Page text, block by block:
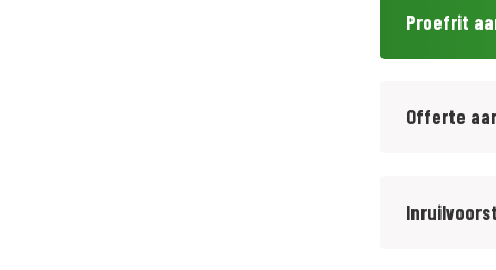
Proefrit
Offerte